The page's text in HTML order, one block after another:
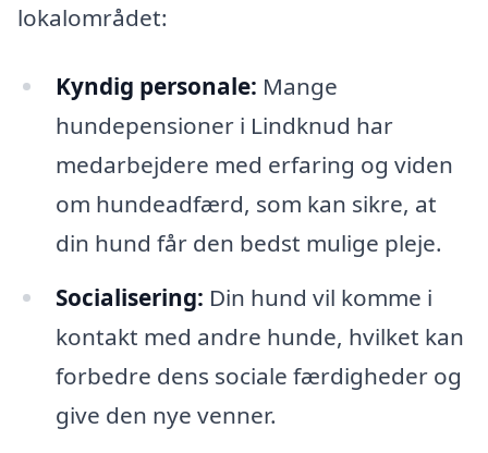
lokalområdet:
Kyndig personale: Mange
hundepensioner i Lindknud har
medarbejdere med erfaring og viden
om hundeadfærd, som kan sikre, at
din hund får den bedst mulige pleje.
Socialisering: Din hund vil komme i
kontakt med andre hunde, hvilket kan
forbedre dens sociale færdigheder og
give den nye venner.